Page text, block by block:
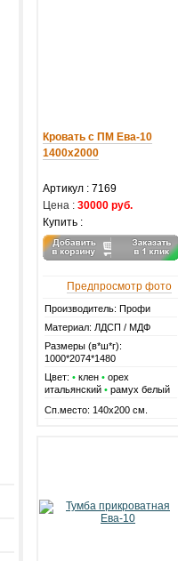
Кровать с ПМ Ева-10
1400х2000
Артикул : 7169
Цена : 30000 руб.
Купить :
Предпросмотр фото
Производитель: Профи
Материал: ЛДСП / МДФ
Размеры (в*ш*г):
1000*2074*1480
Цвет: • клен • орех
итальянский • рамух белый
Сп.место: 140х200 см.